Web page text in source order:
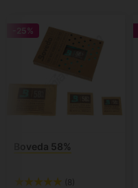
-25%
Boveda 58%
(8)